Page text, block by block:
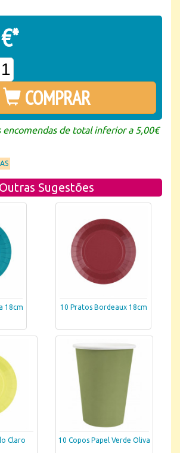
COMPRAR
encomendas de total inferior a 5,00€
Outras Sugestões
18cm 10 Pratos Bordeaux 18cm
Claro
10 Copos Papel Verde Oliva